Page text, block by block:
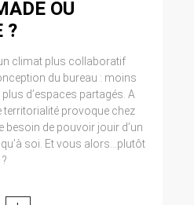
OU
?
climat plus collaboratif
du bureau : moins
d’espaces partagés. A
territorialité provoque chez
besoin de pouvoir jouir d’un
soi. Et vous alors...plutôt
du navigateur sur le
(symbolisé par trois
Paramètres.
paramètres avancés.
cliquez sur
‘Confidentialité’,
les cookies.
ET
DE